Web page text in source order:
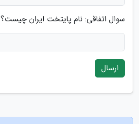
سوال اتفاقی: نام پایتخت ایران چیست؟
ارسال